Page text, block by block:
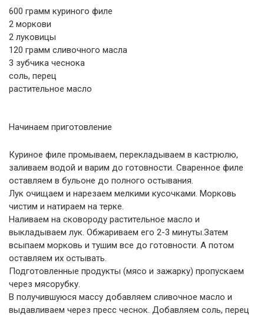
600 грамм куриного филе
2 моркови
2 луковицы
120 грамм сливочного масла
3 зубчика чеснока
соль, перец
растительное масло
Начинаем приготовление
Куриное филе промываем, перекладываем в кастрюлю,
заливаем водой и варим до готовности. Сваренное филе
оставляем в бульоне до полного остывания.
Лук очищаем и нарезаем мелкими кусочками. Морковь
чистим и натираем на терке.
Наливаем на сковороду растительное масло и
выкладываем лук. Обжариваем его 2-3 минуты.Затем
всыпаем морковь и тушим все до готовности. А потом
оставляем их остывать.
Подготовленные продукты (мясо и зажарку) пропускаем
через мясорубку.
В получившуюся массу добавляем сливочное масло и
выдавливаем через пресс чеснок. Добавляем соль, перец